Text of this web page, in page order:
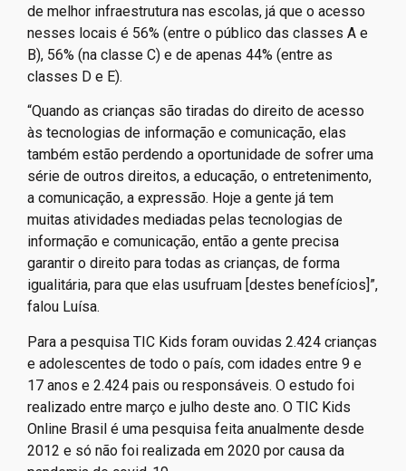
de melhor infraestrutura nas escolas, já que o acesso
nesses locais é 56% (entre o público das classes A e
B), 56% (na classe C) e de apenas 44% (entre as
classes D e E).
“Quando as crianças são tiradas do direito de acesso
às tecnologias de informação e comunicação, elas
também estão perdendo a oportunidade de sofrer uma
série de outros direitos, a educação, o entretenimento,
a comunicação, a expressão. Hoje a gente já tem
muitas atividades mediadas pelas tecnologias de
informação e comunicação, então a gente precisa
garantir o direito para todas as crianças, de forma
igualitária, para que elas usufruam [destes benefícios]”,
falou Luísa.
Para a pesquisa TIC Kids foram ouvidas 2.424 crianças
e adolescentes de todo o país, com idades entre 9 e
17 anos e 2.424 pais ou responsáveis. O estudo foi
realizado entre março e julho deste ano. O TIC Kids
Online Brasil é uma pesquisa feita anualmente desde
2012 e só não foi realizada em 2020 por causa da